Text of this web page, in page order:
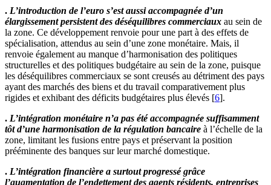
. L’introduction de l’euro s’est aussi accompagnée d’un
élargissement persistent des déséquilibres commerciaux au sein de
la zone. Ce développement renvoie pour une part à des effets de
spécialisation, attendus au sein d’une zone monétaire. Mais, il
renvoie également au manque d’harmonisation des politiques
structurelles et des politiques budgétaire au sein de la zone, puisque
les déséquilibres commerciaux se sont creusés au détriment des pays
ayant des marchés des biens et du travail comparativement plus
rigides et exhibant des déficits budgétaires plus élevés [6].
. L’intégration monétaire n’a pas été accompagnée suffisamment
tôt d’une harmonisation de la régulation bancaire à l’échelle de la
zone, limitant les fusions entre pays et préservant la position
prééminente des banques sur leur marché domestique.
. L’intégration financière a surtout progressé grâce
l’augmentation de l’endettement des agents résidents, entreprises